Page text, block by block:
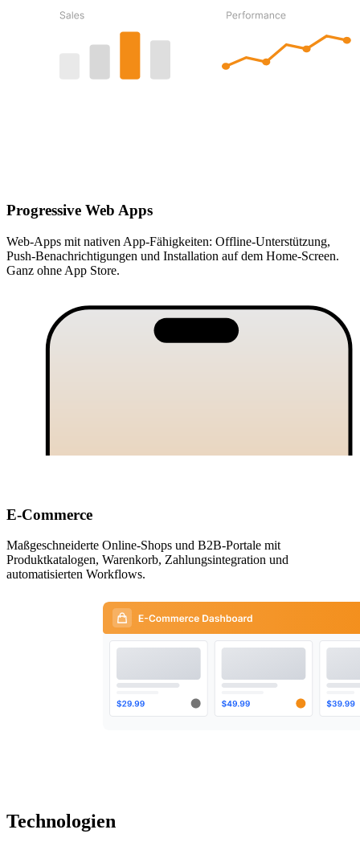
Progressive Web Apps
Web-Apps mit nativen App-Fähigkeiten: Offline-Unterstützung,
Push-Benachrichtigungen und Installation auf dem Home-Screen.
Ganz ohne App Store.
E-Commerce
Maßgeschneiderte Online-Shops und B2B-Portale mit
Produktkatalogen, Warenkorb, Zahlungsintegration und
automatisierten Workflows.
Technologien